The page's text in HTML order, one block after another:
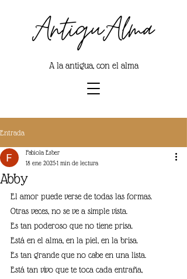
A la antigua, con el alma
Entrada
Abby
Fabiola Esber
18 ene 20251 min de lectura
El amor puede verse de todas las formas.
Otras veces, no se ve a simple vista.
Es tan poderoso que no tiene prisa.
Está en el alma, en la piel, en la brisa.
Es tan grande que no cabe en una lista.
Está tan vivo que te toca cada entraña,